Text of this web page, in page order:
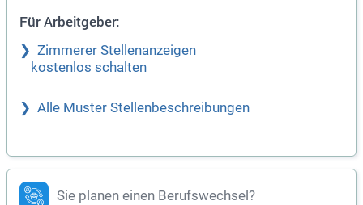
Für Arbeitgeber:
Zimmerer Stellenanzeigen
kostenlos schalten
Alle Muster Stellenbeschreibungen
Sie planen einen Berufswechsel?